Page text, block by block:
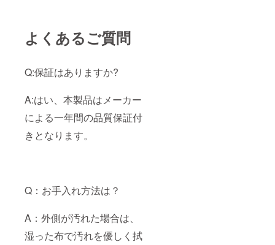
よくあるご質問
Q:保証はありますか?
A:はい、本製品はメーカー
による一年間の品質保証付
きとなります。
Q：お手入れ方法は？
A：外側が汚れた場合は、
湿った布で汚れを優しく拭